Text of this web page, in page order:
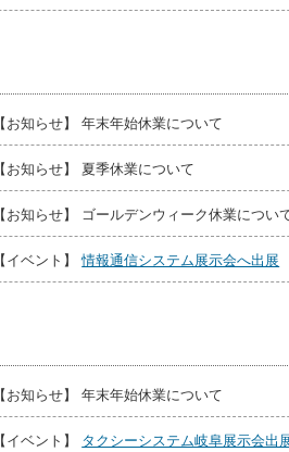
【お知らせ】 年末年始休業について
【お知らせ】 夏季休業について
【お知らせ】 ゴールデンウィーク休業につい
【イベント】情報通信システム展示会へ出展
【お知らせ】 年末年始休業について
【イベント】 タクシーシステム岐阜展示会出